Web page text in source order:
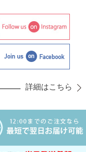
詳細はこちら